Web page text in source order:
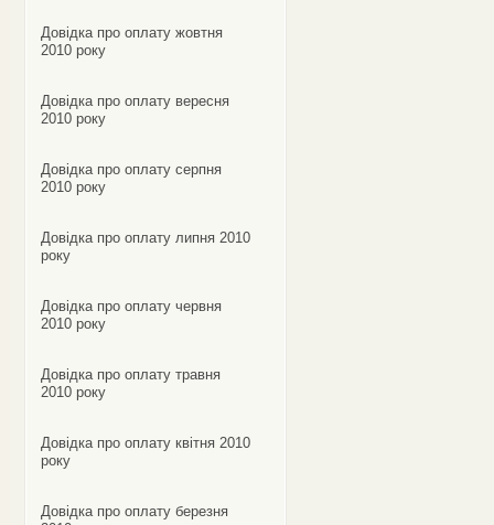
Довідка про оплату жовтня
2010 року
Довідка про оплату вересня
2010 року
Довідка про оплату серпня
2010 року
Довідка про оплату липня 2010
року
Довідка про оплату червня
2010 року
Довідка про оплату травня
2010 року
Довідка про оплату квітня 2010
року
Довідка про оплату березня